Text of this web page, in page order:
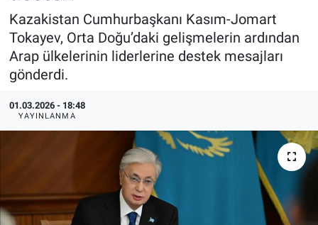
Kazakistan Cumhurbaşkanı Kasım-Jomart
Tokayev, Orta Doğu’daki gelişmelerin ardından
Arap ülkelerinin liderlerine destek mesajları
gönderdi.
01.03.2026 - 18:48
YAYINLANMA
Trend
Özel Haberler
Yazarlar
Ekonomi
Dünya
Medya
Erişim Bilgileri
Son Dakika Haberleri
Haber Arşivi